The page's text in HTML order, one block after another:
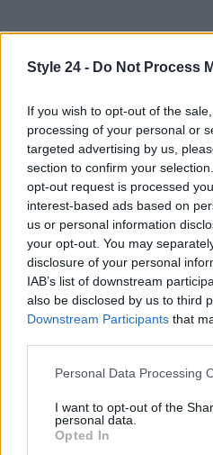
Style 24 - Do Not Process
If you wish to opt-out of the
processing of your personal or
targeted advertising by us,
section to confirm your
opt-out request is processed
interest-based ads based on
us or personal information
your opt-out. You may
disclosure of your personal
IAB’s list of downstream
also be disclosed by us to third
Downstream Participants that
Please note that this website/
not limited to your visit or usage
grant or deny consent to
use your data for below
Personal Data Processing
I want to opt-out of the
personal data.
Opted In
Continua a leggere
PEOPLE